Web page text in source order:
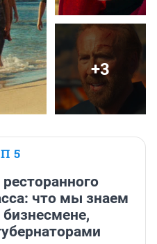
+3
5
что мы знаем